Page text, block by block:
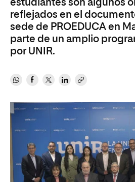
estudiantes son algunos
reflejados en el
sede de PROEDUCA en
parte de un amplio
por UNIR.